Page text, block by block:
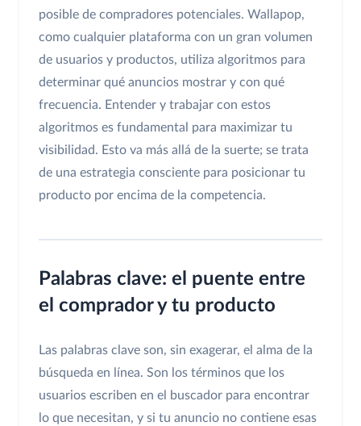
posible de compradores potenciales. Wallapop,
como cualquier plataforma con un gran volumen
de usuarios y productos, utiliza algoritmos para
determinar qué anuncios mostrar y con qué
frecuencia. Entender y trabajar con estos
algoritmos es fundamental para maximizar tu
visibilidad. Esto va más allá de la suerte; se trata
de una estrategia consciente para posicionar tu
producto por encima de la competencia.
Palabras clave: el puente entre
el comprador y tu producto
Las palabras clave son, sin exagerar, el alma de la
búsqueda en línea. Son los términos que los
usuarios escriben en el buscador para encontrar
lo que necesitan, y si tu anuncio no contiene esas